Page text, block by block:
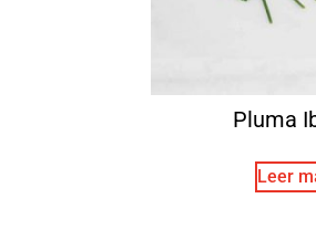
Pluma
Leer